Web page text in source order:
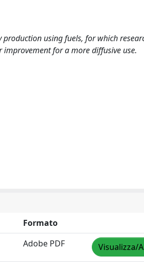
production using fuels, for which
for a more diffusive use.
Formato
Adobe PDF Visualizza/